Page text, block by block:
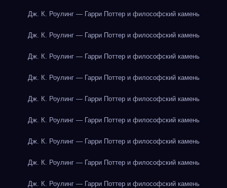
Дж. К. Роулинг — Гарри Поттер и философский камень
Дж. К. Роулинг — Гарри Поттер и философский камень
Дж. К. Роулинг — Гарри Поттер и философский камень
Дж. К. Роулинг — Гарри Поттер и философский камень
Дж. К. Роулинг — Гарри Поттер и философский камень
Дж. К. Роулинг — Гарри Поттер и философский камень
Дж. К. Роулинг — Гарри Поттер и философский камень
Дж. К. Роулинг — Гарри Поттер и философский камень
Дж. К. Роулинг — Гарри Поттер и философский камень